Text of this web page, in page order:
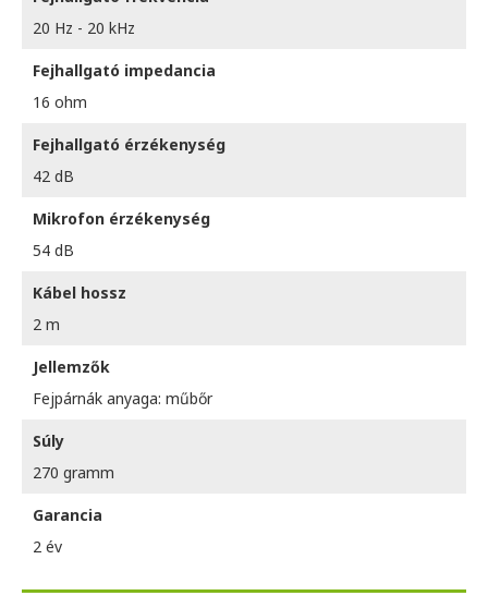
20 Hz - 20 kHz
Fejhallgató impedancia
16 ohm
Fejhallgató érzékenység
42 dB
Mikrofon érzékenység
54 dB
Kábel hossz
2 m
Jellemzők
Fejpárnák anyaga: műbőr
Súly
270 gramm
Garancia
2 év